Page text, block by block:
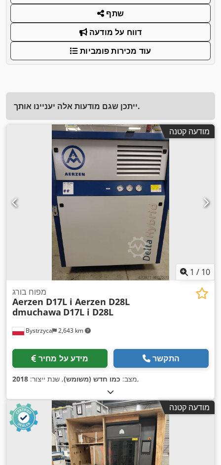
שתף
דווח על מודעה
עוד מכירות פומביות
ייתכן שגם מודעות אלה יעניינו אותך.
מודעה קטנה
1 / 10
Bystrzyca 2,643 km
מפוח בורג
Aerzen D17L i Aerzen D28L
dmuchawa D17L i D28L
מידע על מחיר התקשר
מצב: כמו חדש (משומש), שנת ייצור: 2018 ,
מודעה קטנה